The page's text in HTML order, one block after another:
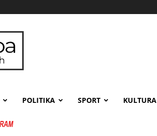
POLITIKA SPORT KULTURA